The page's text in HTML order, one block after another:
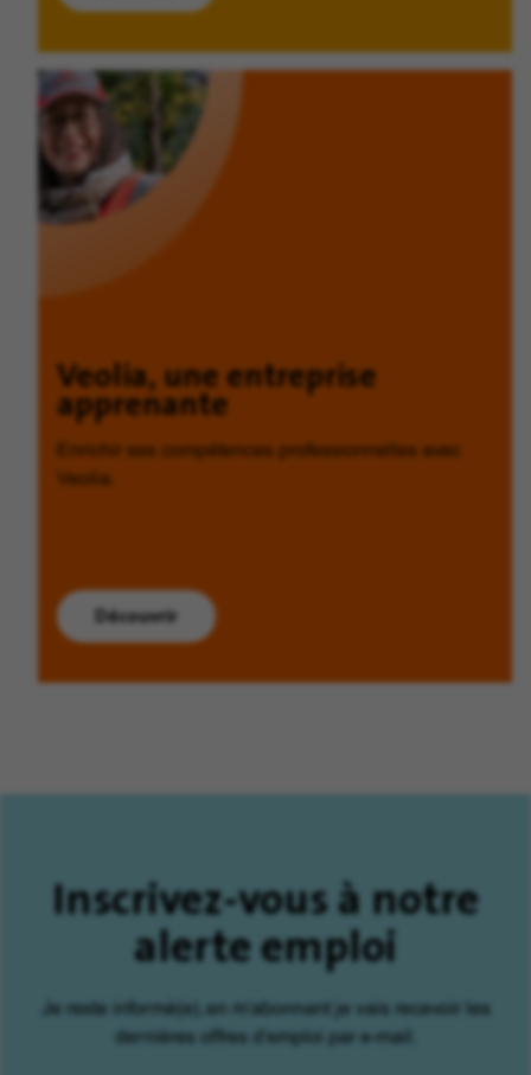
Veolia, une entreprise
apprenante
Enrichir ses compétences professionnelles avec
Veolia.
Découvrir
Inscrivez-vous à notre
alerte emploi
Je reste informé(e), en m'abonnant je vais recevoir les
dernières offres d'emploi par e-mail.